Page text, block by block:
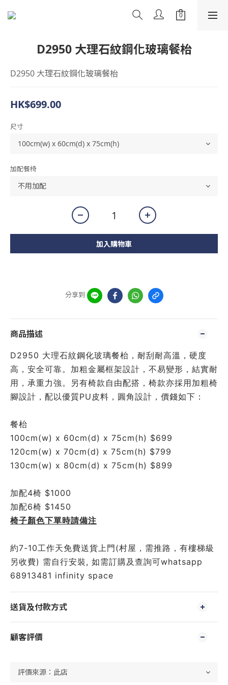
D2950 大理石紋鋼化玻璃餐枱
D2950 大理石紋鋼化玻璃餐枱
HK$699.00
尺寸
加配餐椅
加入購物車
分享到
商品描述
D2950 大理石紋鋼化玻璃餐枱，耐刮耐高溫，硬度
高，安全可靠。加粗金屬框架設計，不易變形，結實耐
用，承重力強。另有椅款自由配搭，椅款亦採用加粗椅
腳設計，配以優質PU皮料，圓角設計，價錢如下：
餐枱
100cm(w) x 60cm(d) x 75cm(h) $699
120cm(w) x 70cm(d) x 75cm(h) $799
130cm(w) x 80cm(d) x 75cm(h) $899
加配4椅 $1000
加配6椅 $1450
椅子顏色下單時請備注
約7-10工作天免費送貨上門(村屋，需推路，有樓梯級
另收費) 需自行安裝, 如需訂購及查詢可whatsapp
68913481 infinity space
送貨及付款方式
顧客評價